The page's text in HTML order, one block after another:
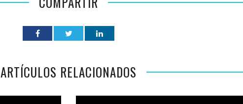
ARTÍCULOS RELACIONADOS